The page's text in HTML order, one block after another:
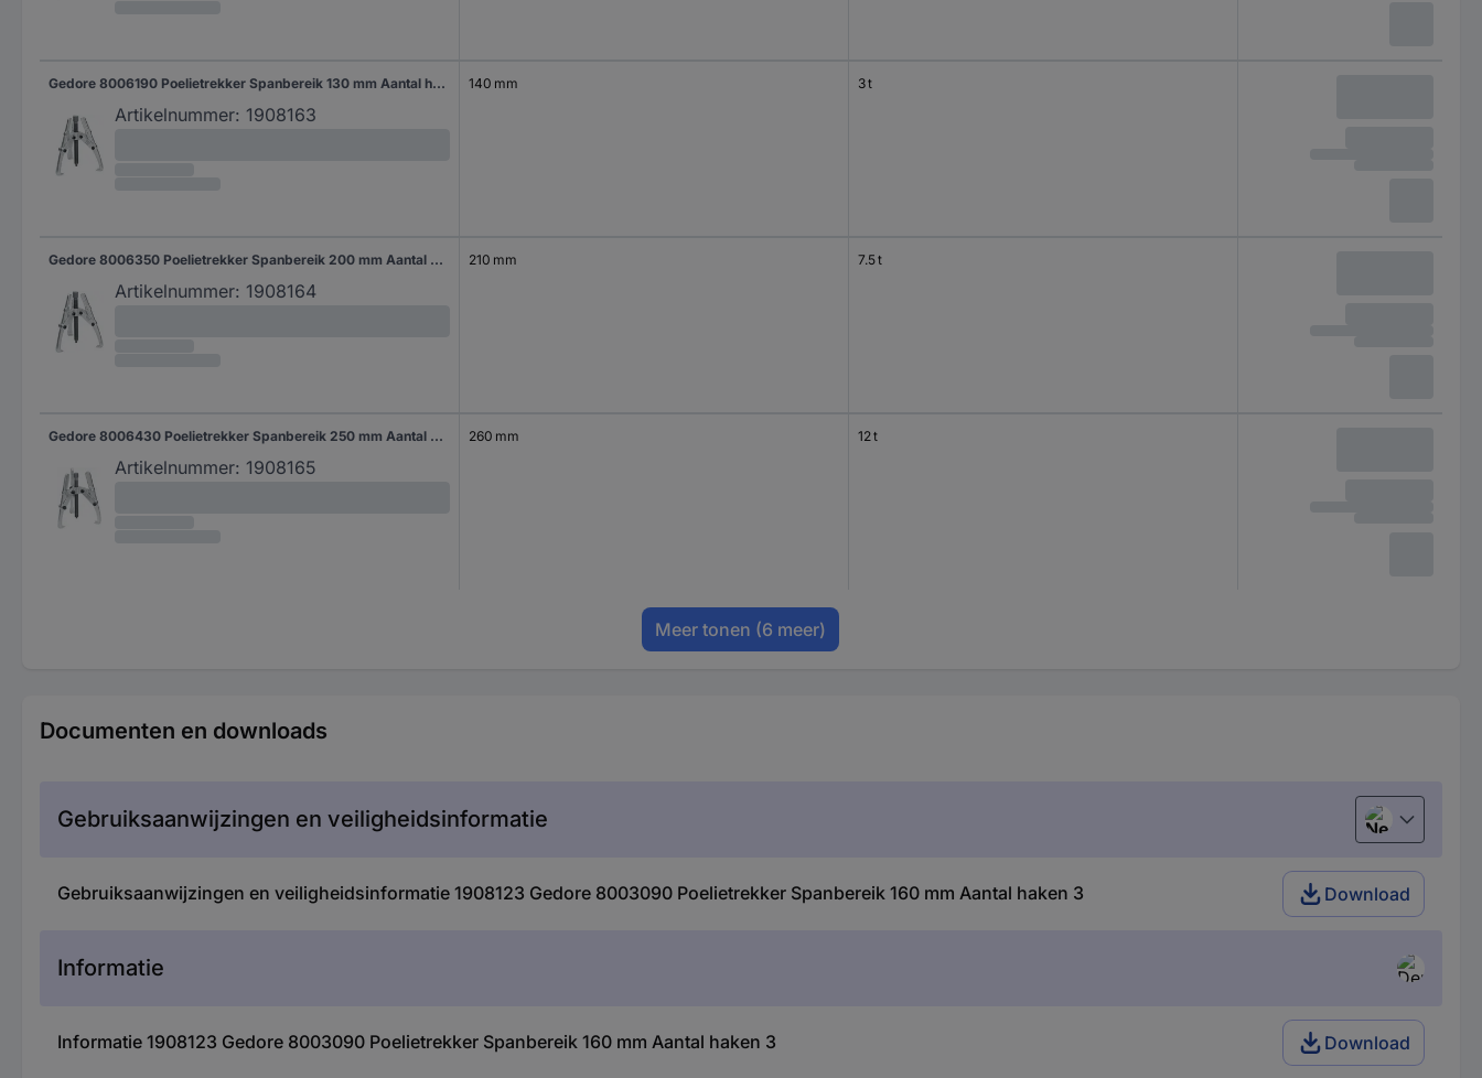
Gedore 8006190 Poelietrekker Spanbereik 130 mm Aantal haken 3
Artikelnummer: 1908163
140 mm 3 t
Gedore 8006350 Poelietrekker Spanbereik 200 mm Aantal haken 3
Artikelnummer: 1908164
210 mm 7.5 t
Gedore 8006430 Poelietrekker Spanbereik 250 mm Aantal haken 3
Artikelnummer: 1908165
260 mm 12 t
Meer tonen (6 meer)
Documenten en downloads
Gebruiksaanwijzingen en veiligheidsinformatie Nederlands
Gebruiksaanwijzingen en veiligheidsinformatie 1908123 Gedore 8003090 Poelietrekker Spanbereik 160 mm Aantal haken 3 Download
Informatie
Informatie 1908123 Gedore 8003090 Poelietrekker Spanbereik 160 mm Aantal haken 3 Download